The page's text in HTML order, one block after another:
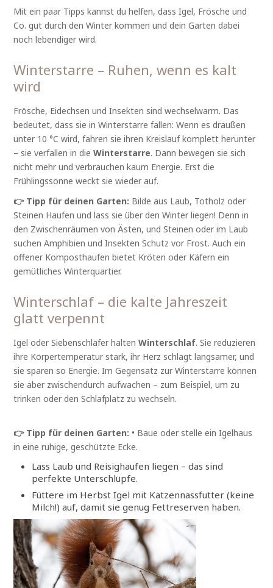
Mit ein paar Tipps kannst du helfen, dass Igel, Frösche und
Co. gut durch den Winter kommen und dein Garten dabei
noch lebendiger wird.
Winterstarre – Ruhen, wenn es kalt
wird
Frösche, Eidechsen und Insekten sind wechselwarm. Das
bedeutet, dass sie in Winterstarre fallen: Wenn es draußen
unter 10 °C wird, fahren sie ihren Kreislauf komplett herunter
– sie verfallen in dieWinterstarre. Dann bewegen sie sich
nicht mehr und verbrauchen kaum Energie. Erst die
Frühlingssonne weckt sie wieder auf.
👉 Tipp für deinen Garten: Bilde aus Laub, Totholz oder
Steinen Haufen und lass sie über den Winter liegen! Denn in
den Zwischenräumen von Ästen, und Steinen oder im Laub
suchen Amphibien und Insekten Schutz vor Frost. Auch ein
offener Komposthaufen bietet Kröten oder Käfern ein
gemütliches Winterquartier.
Winterschlaf – die kalte Jahreszeit
glatt verpennt
Igel oder Siebenschläfer haltenWinterschlaf. Sie reduzieren
ihre Körpertemperatur stark, ihr Herz schlägt langsamer, und
sie sparen so Energie. Im Gegensatz zur Winterstarre können
sie aber zwischendurch aufwachen – zum Beispiel, um zu
trinken oder den Schlafplatz zu wechseln.
👉 Tipp für deinen Garten: • Baue oder stelle ein Igelhaus
in eine ruhige, geschützte Ecke.
Lass Laub und Reisighaufen liegen – das sind
perfekte Unterschlüpfe.
Füttere im Herbst Igel mit Katzennassfutter (keine
Milch!) auf, damit sie genug Fettreserven haben.